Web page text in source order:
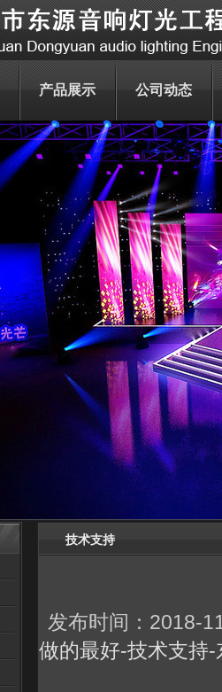
产品展示 公司动态
技术支持
发布时间：2018-
做的最好-技术支持